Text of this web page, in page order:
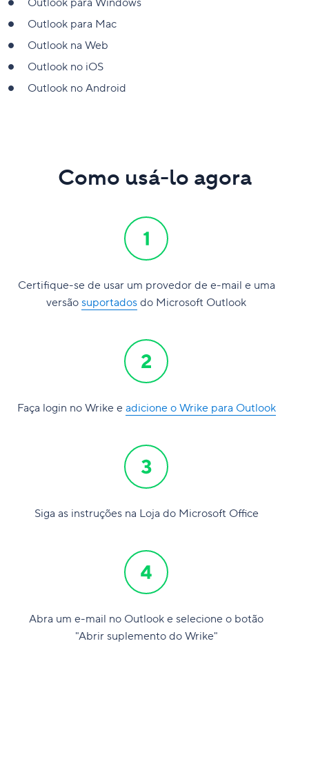
Outlook para Mac
Outlook na Web
Outlook no iOS
Outlook no Android
Como usá-lo agora
Certifique-se de usar um provedor de e-mail e uma
versão suportados do Microsoft Outlook
Faça login no Wrike e adicione o Wrike para Outlook
Siga as instruções na Loja do Microsoft Office
Abra um e-mail no Outlook e selecione o botão
"Abrir suplemento do Wrike"